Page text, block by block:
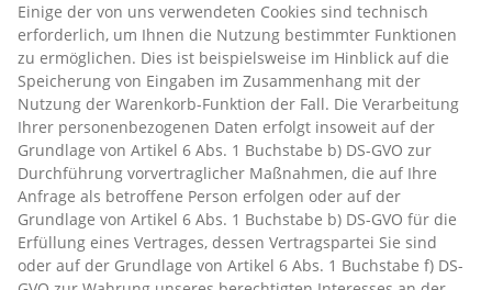
Einige der von uns verwendeten Cookies sind technisch
erforderlich, um Ihnen die Nutzung bestimmter Funktionen
zu ermöglichen. Dies ist beispielsweise im Hinblick auf die
Speicherung von Eingaben im Zusammenhang mit der
Nutzung der Warenkorb-Funktion der Fall. Die Verarbeitung
Ihrer personenbezogenen Daten erfolgt insoweit auf der
Grundlage von Artikel 6 Abs. 1 Buchstabe b) DS-GVO zur
Durchführung vorvertraglicher Maßnahmen, die auf Ihre
Anfrage als betroffene Person erfolgen oder auf der
Grundlage von Artikel 6 Abs. 1 Buchstabe b) DS-GVO für die
Erfüllung eines Vertrages, dessen Vertragspartei Sie sind
oder auf der Grundlage von Artikel 6 Abs. 1 Buchstabe f) DS-